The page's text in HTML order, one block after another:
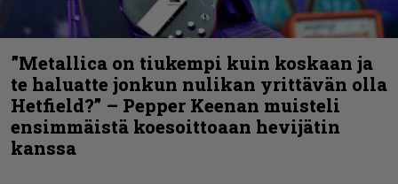
”Metallica on tiukempi kuin koskaan ja
te haluatte jonkun nulikan yrittävän olla
Hetfield?” – Pepper Keenan muisteli
ensimmäistä koesoittoaan hevijätin
kanssa